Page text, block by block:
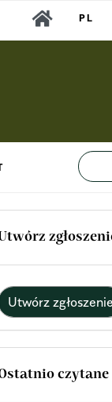
PL
Utwórz zgłoszenie
czytane